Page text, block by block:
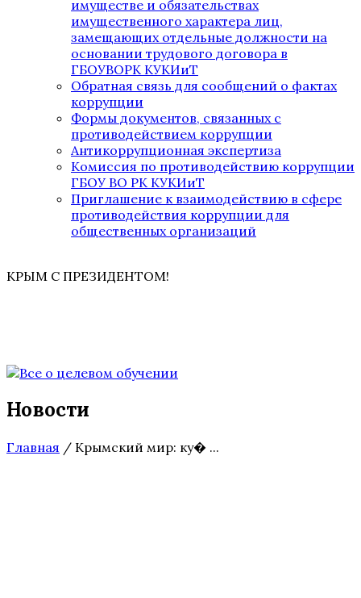
имуществе и обязательствах
имущественного характера лиц,
замещающих отдельные должности на
основании трудового договора в
ГБОУВОРК КУКИиТ
Обратная связь для сообщений о фактах
коррупции
Формы документов, связанных с
противодействием коррупции
Антикоррупционная экспертиза
Комиссия по противодействию коррупции
ГБОУ ВО РК КУКИиТ
Приглашение к взаимодействию в сфере
противодействия коррупции для
общественных организаций
КРЫМ С ПРЕЗИДЕНТОМ!
Новости
Главная / Крымский мир: ку� ...